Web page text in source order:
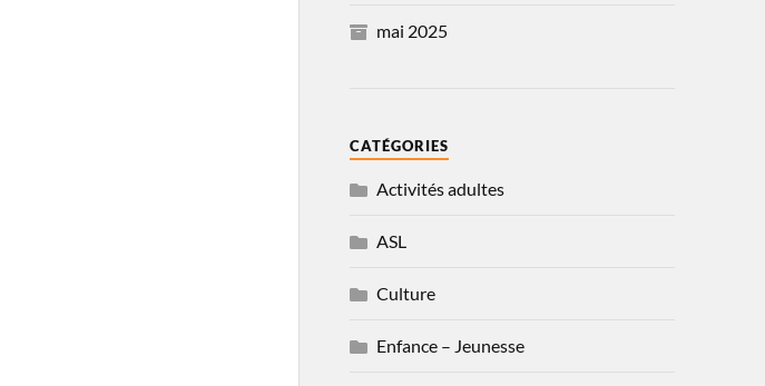
mai 2025
CATÉGORIES
Activités adultes
ASL
Culture
Enfance – Jeunesse